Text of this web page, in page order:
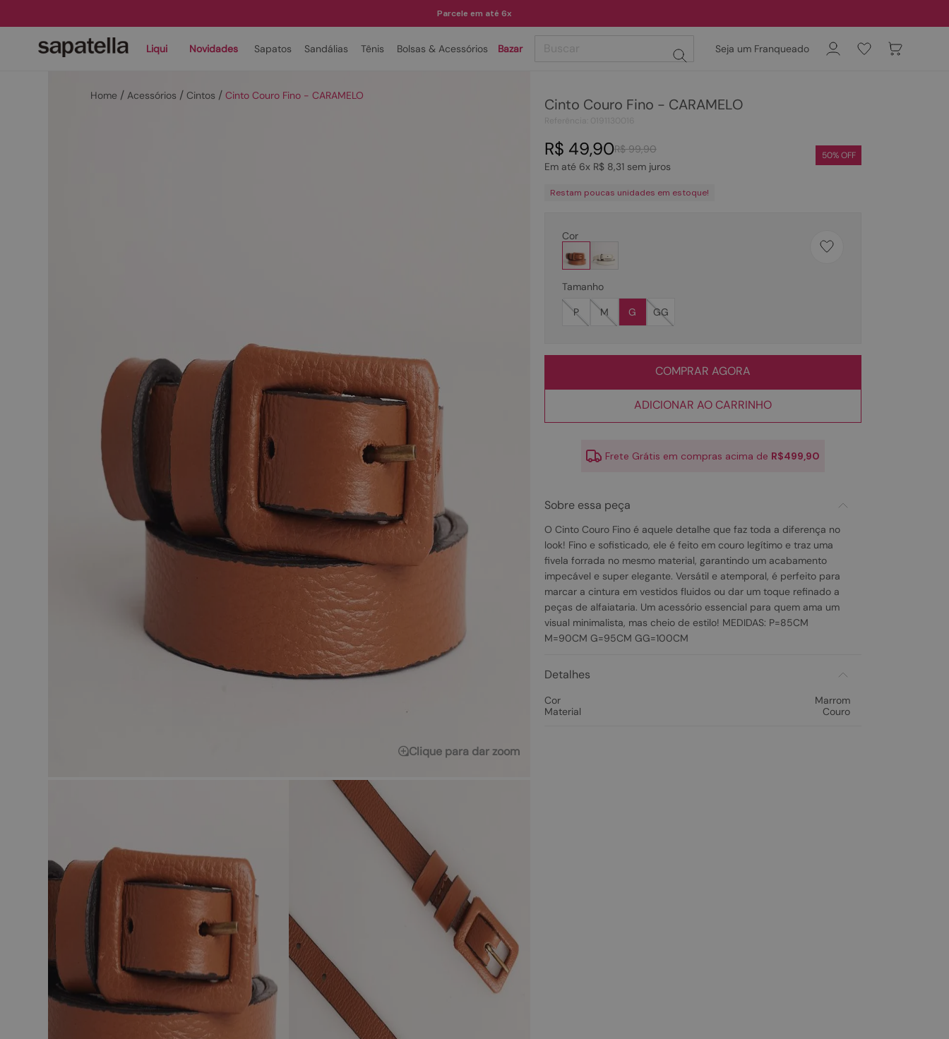
Parcele em até 6x
Liqui Novidades Sapatos Sandálias Tênis Bolsas & Acessórios Bazar Seja um Franqueado
Acessórios Cintos Cinto Couro Fino - CARAMELO
Clique para dar zoom
Cinto Couro Fino - CARAMELO
R$ 99,90
R$ 49,90
Em até 6x R$ 8,31sem juros
50% OFF
Restam poucas unidades em estoque!
Cor
Tamanho
P
M G GG
COMPRAR AGORA
ADICIONAR AO CARRINHO
Frete Grátis em compras acima de R$499,90
Sobre essa peça
O Cinto Couro Fino é aquele detalhe que faz toda a diferença no
look! Fino e sofisticado, ele é feito em couro legítimo e traz uma
fivela forrada no mesmo material, garantindo um acabamento
impecável e super elegante. Versátil e atemporal, é perfeito para
marcar a cintura em vestidos fluidos ou dar um toque refinado a
peças de alfaiataria. Um acessório essencial para quem ama um
visual minimalista, mas cheio de estilo! MEDIDAS: P=85CM
M=90CM G=95CM GG=100CM
Detalhes
Cor
Marrom
Material
Couro